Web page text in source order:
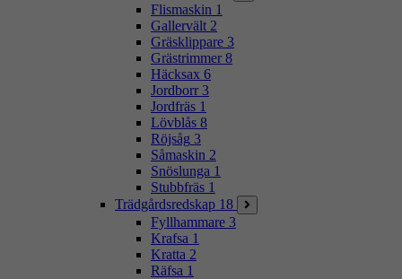
Flismaskin 1
Gallervält 2
Gräsklippare 3
Grästrimmer 8
Häcksax 6
Jordborr 3
Jordfräs 1
Lövblås 8
Röjsåg 3
Såmaskin 2
Snöslunga 1
Stubbfräs 1
Trädgårdsredskap 18
Fyllhammare 3
Krafsa 1
Kratta 2
Räfsa 1